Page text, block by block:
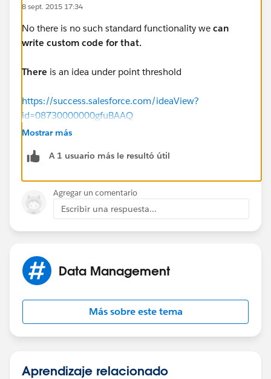
8 sept. 2015 17:34
No there is no such standard functionality we can
write custom code for that.
There is an idea under point threshold
https://success.salesforce.com/ideaView?
id=08730000000gfuBAAQ
Mostrar más
A 1 usuario más le resultó útil
Agregar un comentario
Escribir una respuesta...
Data Management
Más sobre este tema
Aprendizaje relacionado